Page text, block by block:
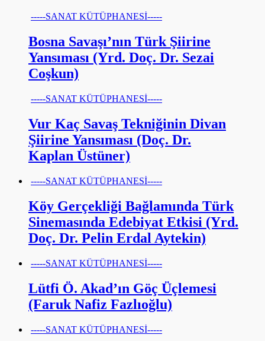
-----SANAT KÜTÜPHANESİ-----
Bosna Savaşı’nın Türk Şiirine
Yansıması (Yrd. Doç. Dr. Sezai
Coşkun)
-----SANAT KÜTÜPHANESİ-----
Vur Kaç Savaş Tekniğinin Divan
Şiirine Yansıması (Doç. Dr.
Kaplan Üstüner)
-----SANAT KÜTÜPHANESİ-----
Köy Gerçekliği Bağlamında Türk
Sinemasında Edebiyat Etkisi (Yrd.
Doç. Dr. Pelin Erdal Aytekin)
-----SANAT KÜTÜPHANESİ-----
Lütfi Ö. Akad’ın Göç Üçlemesi
(Faruk Nafiz Fazlıoğlu)
-----SANAT KÜTÜPHANESİ-----